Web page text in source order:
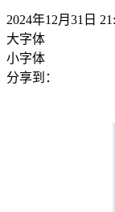
2024年12月31日
大字体
小字体
分享到：